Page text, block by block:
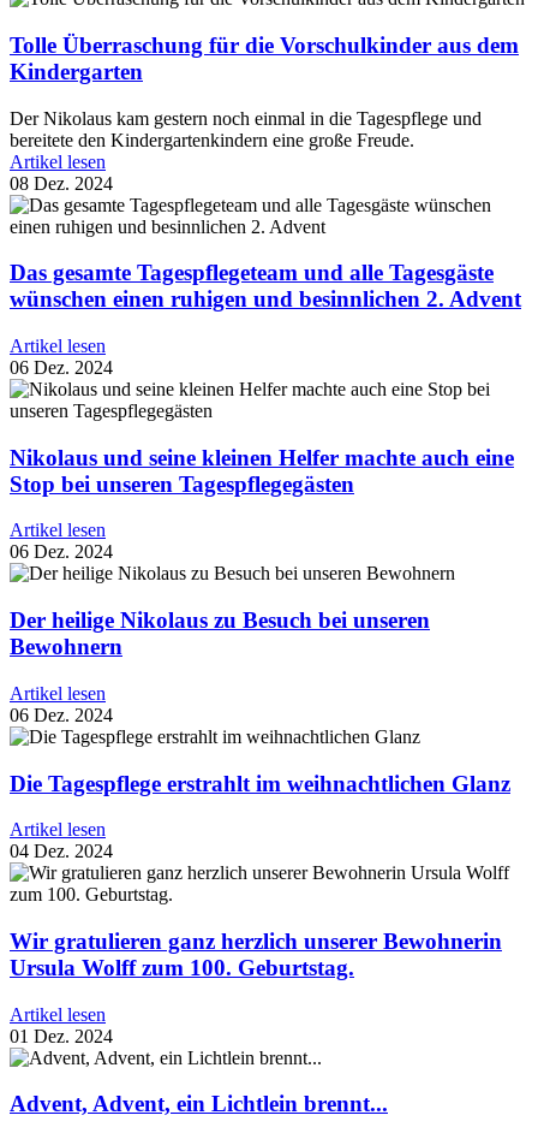
Tolle Überraschung für die Vorschulkinder aus dem
Kindergarten
Der Nikolaus kam gestern noch einmal in die Tagespflege und
bereitete den Kindergartenkindern eine große Freude.
Artikel lesen
08 Dez. 2024
Das gesamte Tagespflegeteam und alle Tagesgäste
wünschen einen ruhigen und besinnlichen 2. Advent
Artikel lesen
06 Dez. 2024
Nikolaus und seine kleinen Helfer machte auch eine
Stop bei unseren Tagespflegegästen
Artikel lesen
06 Dez. 2024
Der heilige Nikolaus zu Besuch bei unseren
Bewohnern
Artikel lesen
06 Dez. 2024
Die Tagespflege erstrahlt im weihnachtlichen Glanz
Artikel lesen
04 Dez. 2024
Wir gratulieren ganz herzlich unserer Bewohnerin
Ursula Wolff zum 100. Geburtstag.
Artikel lesen
01 Dez. 2024
Advent, Advent, ein Lichtlein brennt...